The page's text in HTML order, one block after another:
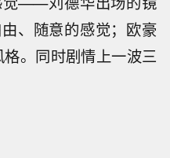
、随意的感觉；欧豪
。同时剧情上一波三